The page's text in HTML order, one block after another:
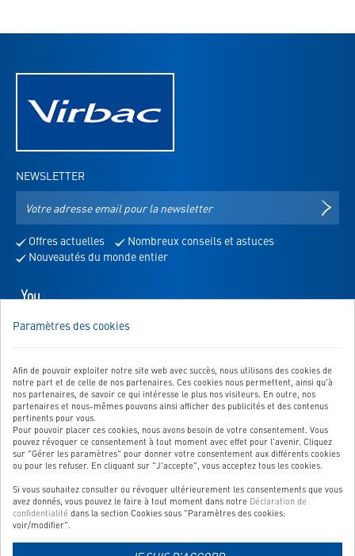
Paramètres des cookies
Afin de pouvoir exploiter notre site web avec succès, nous utilisons des cookies de
notre part et de celle de nos partenaires. Ces cookies nous permettent, ainsi qu'à
nos partenaires, de savoir ce qui intéresse le plus nos visiteurs. En outre, nos
partenaires et nous-mêmes pouvons ainsi afficher des publicités et des contenus
pertinents pour vous.
Pour pouvoir placer ces cookies, nous avons besoin de votre consentement. Vous
pouvez révoquer ce consentement à tout moment avec effet pour l'avenir. Cliquez
sur "Gérer les paramètres" pour donner votre consentement aux différents cookies
ou pour les refuser. En cliquant sur "J'accepte", vous acceptez tous les cookies.
Si vous souhaitez consulter ou révoquer ultérieurement les consentements que vous
avez donnés, vous pouvez le faire à tout moment dans notre Déclaration de
confidentialité dans la section Cookies sous "Paramètres des cookies:
voir/modifier".
NEWSLETTER
pour
la
Offres actuelles
Nombreux conseils et astuces
Nouveautés du monde entier
Youtube
s'ouvre
nouvel
onglet
NOUS SOMMES LÀ POUR VOUS!
envoyez-nous un message:
Vers le formulaire de contact
NOTRE SERVICE
NOS CATÉGORIES TOP
QUALITÉ CONTRÔLÉE